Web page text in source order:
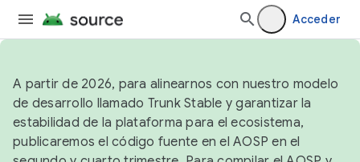
Acceder
A partir de 2026, para alinearnos con nuestro modelo
de desarrollo llamado Trunk Stable y garantizar la
estabilidad de la plataforma para el ecosistema,
publicaremos el código fuente en el AOSP en el